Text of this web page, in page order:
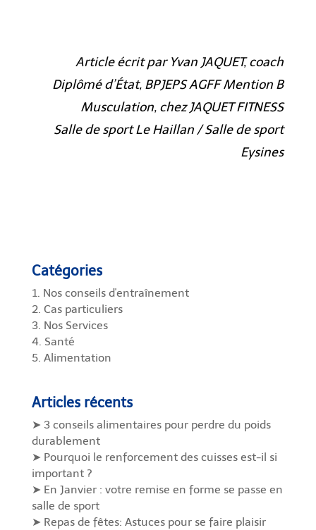
Article écrit par Yvan JAQUET, coach
Diplômé d’État, BPJEPS AGFF Mention B
Musculation, chez JAQUET FITNESS
Salle de sport Le Haillan / Salle de sport
Eysines
Catégories
1. Nos conseils d'entraînement
2. Cas particuliers
3. Nos Services
4. Santé
5. Alimentation
Articles récents
➤ 3 conseils alimentaires pour perdre du poids
durablement
➤ Pourquoi le renforcement des cuisses est-il si
important ?
➤ En Janvier : votre remise en forme se passe en
salle de sport
➤ Repas de fêtes: Astuces pour se faire plaisir